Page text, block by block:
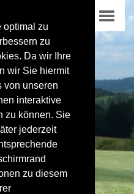
optimal zu
zu
Da wir Ihre
wir Sie hiermit
von unseren
interaktive
zu können. Sie
jederzeit
zu diesem